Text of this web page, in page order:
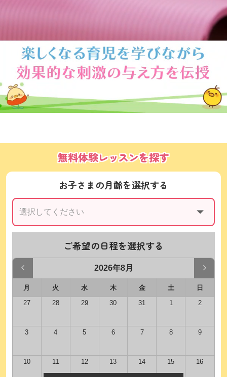
無料体験レッスンを探す
お子さまの月齢を選択する
ご希望の日程を選択する
2026年8月
月 火 水 木 金 土
日
27
28 29 30 31 1 2
3 4 5 6 7 8 9
10 11 12 13 14 15 16